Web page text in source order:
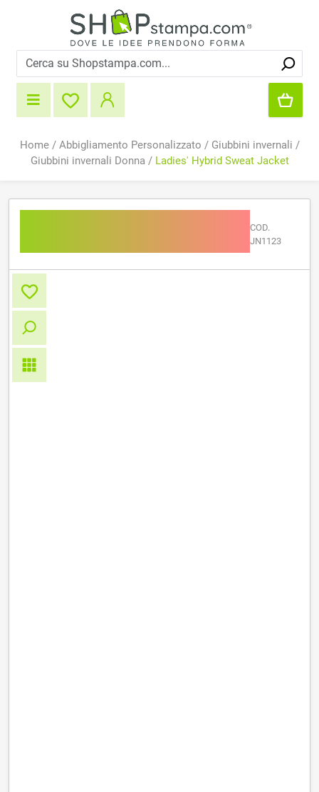
Home/ Abbigliamento Personalizzato / Giubbini invernali /
Giubbini invernali Donna/ Ladies' Hybrid Sweat Jacket
COD.
JN1123